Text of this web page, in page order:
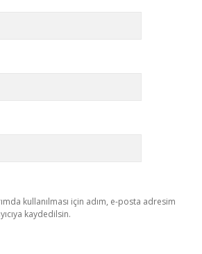
kullanılması için adım, e-posta adresim
kaydedilsin.